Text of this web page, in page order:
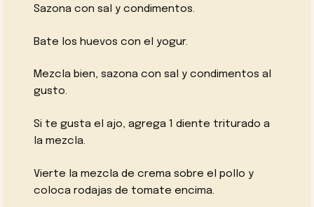
Sazona con sal y condimentos.
Bate los huevos con el yogur.
Mezcla bien, sazona con sal y condimentos al
gusto.
Si te gusta el ajo, agrega 1 diente triturado a
la mezcla.
Vierte la mezcla de crema sobre el pollo y
coloca rodajas de tomate encima.